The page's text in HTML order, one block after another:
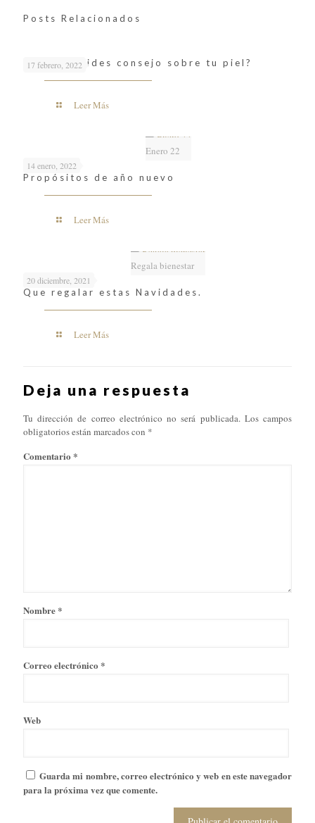
Posts Relacionados
17 febrero, 2022
¿A quién pides consejo sobre tu piel?
Leer Más
Enero 22
14 enero, 2022
Propósitos de año nuevo
Leer Más
Regala bienestar
20 diciembre, 2021
Que regalar estas Navidades.
Leer Más
Deja una respuesta
Tu dirección de correo electrónico no será publicada. Los campos
obligatorios están marcados con *
Comentario *
Nombre*
Correo electrónico *
Web
Guarda mi nombre, correo electrónico y web en este navegador
para la próxima vez que comente.